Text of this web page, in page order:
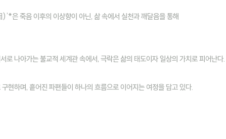
은 죽음 이후의 이상향이 아닌, 삶 속에서 실천과 깨달음을 통해
로 나아가는 불교적 세계관 속에서, 극락은 삶의 태도이자 일상의 가치로 피어난다.
현하며, 흩어진 파편들이 하나의 흐름으로 이어지는 여정을 담고 있다.